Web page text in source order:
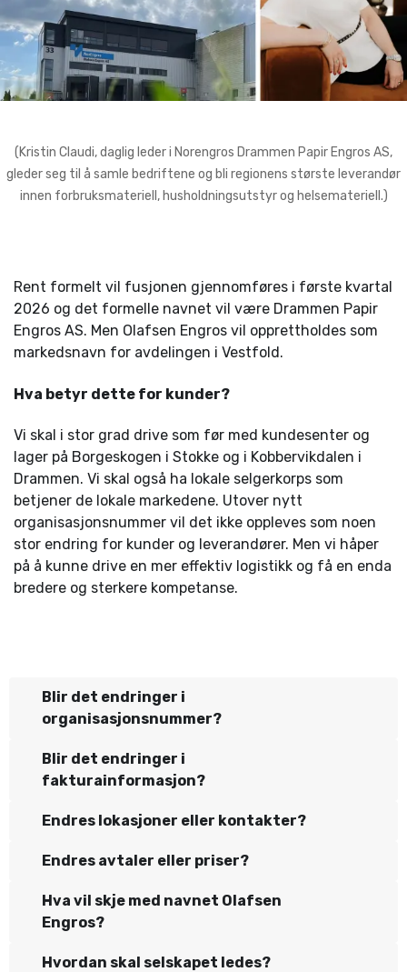
(Kristin Claudi, daglig leder i Norengros Drammen Papir Engros AS,
gleder seg til å samle bedriftene og bli regionens største leverandør
innen forbruksmateriell, husholdningsutstyr og helsemateriell.)
Rent formelt vil fusjonen gjennomføres i første kvartal
2026 og det formelle navnet vil være Drammen Papir
Engros AS. Men Olafsen Engros vil opprettholdes som
markedsnavn for avdelingen i Vestfold.
Hva betyr dette for kunder?
Vi skal i stor grad drive som før med kundesenter og
lager på Borgeskogen i Stokke og i Kobbervikdalen i
Drammen. Vi skal også ha lokale selgerkorps som
betjener de lokale markedene. Utover nytt
organisasjonsnummer vil det ikke oppleves som noen
stor endring for kunder og leverandører. Men vi håper
på å kunne drive en mer effektiv logistikk og få en enda
bredere og sterkere kompetanse.
Blir det endringer i
organisasjonsnummer?
Blir det endringer i
fakturainformasjon?
Endres lokasjoner eller kontakter?
Endres avtaler eller priser?
Hva vil skje med navnet Olafsen
Engros?
Hvordan skal selskapet ledes?